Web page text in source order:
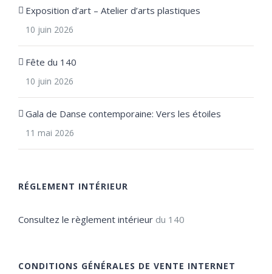
Exposition d’art – Atelier d’arts plastiques
10 juin 2026
Fête du 140
10 juin 2026
Gala de Danse contemporaine: Vers les étoiles
11 mai 2026
RÉGLEMENT INTÉRIEUR
Consultez le règlement intérieur du 140
CONDITIONS GÉNÉRALES DE VENTE INTERNET